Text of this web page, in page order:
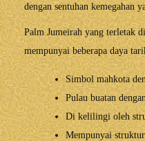
dengan sentuhan kemegahan
Palm Jumeirah yang terletak
mempunyai beberapa daya
Simbol mahkota
Pulau buatan
Di kelilingi oleh
Mempunyai struktur